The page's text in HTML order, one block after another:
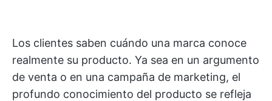
Los clientes saben cuándo una marca conoce
realmente su producto. Ya sea en un argumento
de venta o en una campaña de marketing, el
profundo conocimiento del producto se refleja